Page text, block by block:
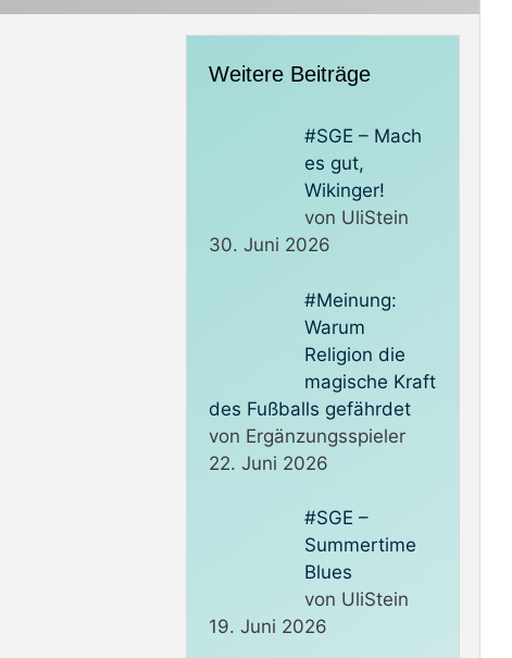
Weitere Beiträge
#SGE – Mach
es gut,
Wikinger!
von UliStein
30. Juni 2026
#Meinung:
Warum
Religion die
magische Kraft
des Fußballs gefährdet
von Ergänzungsspieler
22. Juni 2026
#SGE –
Summertime
Blues
von UliStein
19. Juni 2026